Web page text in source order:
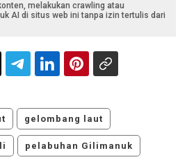
melakukan crawling atau
AI di situs web ini tanpa izin tertulis dari
gelombang laut
pelabuhan Gilimanuk